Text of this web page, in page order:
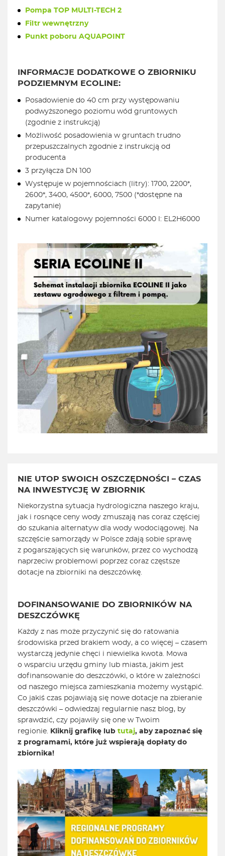
Pompa TOP MULTI-TECH 2
Filtr wewnętrzny
Punkt poboru AQUAPOINT
INFORMACJE DODATKOWE O ZBIORNIKU
PODZIEMNYM ECOLINE:
Posadowienie do 40 cm przy występowaniu
podwyższonego poziomu wód gruntowych
(zgodnie z instrukcją)
Możliwość posadowienia w gruntach trudno
przepuszczalnych zgodnie z instrukcją od
producenta
3 przyłącza DN 100
Występuje w pojemnościach (litry): 1700, 2200*,
2600*, 3400, 4500*, 6000, 7500 (*dostępne na
zapytanie)
Numer katalogowy pojemności 6000 l: EL2H6000
NIE UTOP SWOICH OSZCZĘDNOŚCI – CZAS
NA INWESTYCJĘ W ZBIORNIK
Niekorzystna sytuacja hydrologiczna naszego kraju,
jak i rosnące ceny wody zmuszają nas coraz częściej
do szukania alternatyw dla wody wodociągowej. Na
szczęście samorządy w Polsce zdają sobie sprawę
z pogarszających się warunków, przez co wychodzą
naprzeciw problemowi poprzez coraz częstsze
dotacje na zbiorniki na deszczówkę.
DOFINANSOWANIE DO ZBIORNIKÓW NA
DESZCZÓWKĘ
Każdy z nas może przyczynić się do ratowania
środowiska przed brakiem wody, a co więcej – czasem
wystarczą jedynie chęci i niewielka kwota. Mowa
o wsparciu urzędu gminy lub miasta, jakim jest
dofinansowanie do deszczówki, o które w zależności
od naszego miejsca zamieszkania możemy wystąpić.
Co jakiś czas pojawiają się nowe dotacje na zbieranie
deszczówki – odwiedzaj regularnie nasz blog, by
sprawdzić, czy pojawiły się one w Twoim
regionie. Kliknij grafikę lub tutaj, aby zapoznać się
z programami, które już wspierają dopłaty do
zbiornika!